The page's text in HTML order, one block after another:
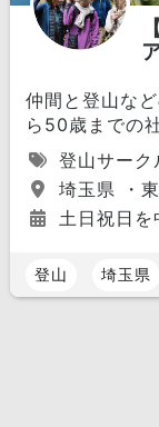
仲間と登山な
ら50歳までの
登山サーク
埼玉県 ・
土日祝日を
登山 埼玉県